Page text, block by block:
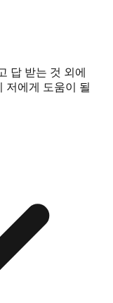
답 받는 것 외에
저에게 도움이 될